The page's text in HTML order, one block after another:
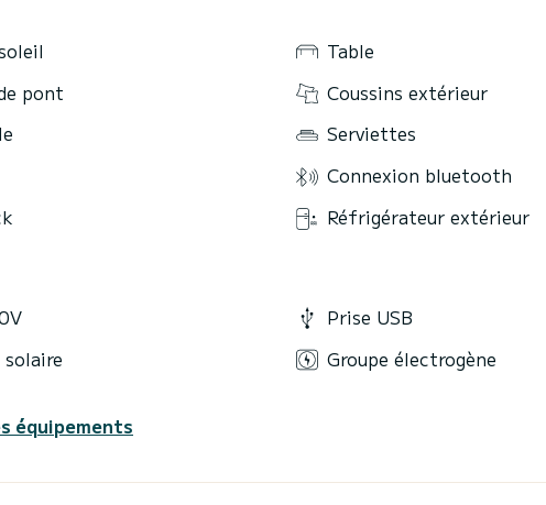
Table
pont
Coussins extérieur
Serviettes
Connexion bluetooth
Réfrigérateur extérieur
Prise USB
solaire
Groupe électrogène
équipements